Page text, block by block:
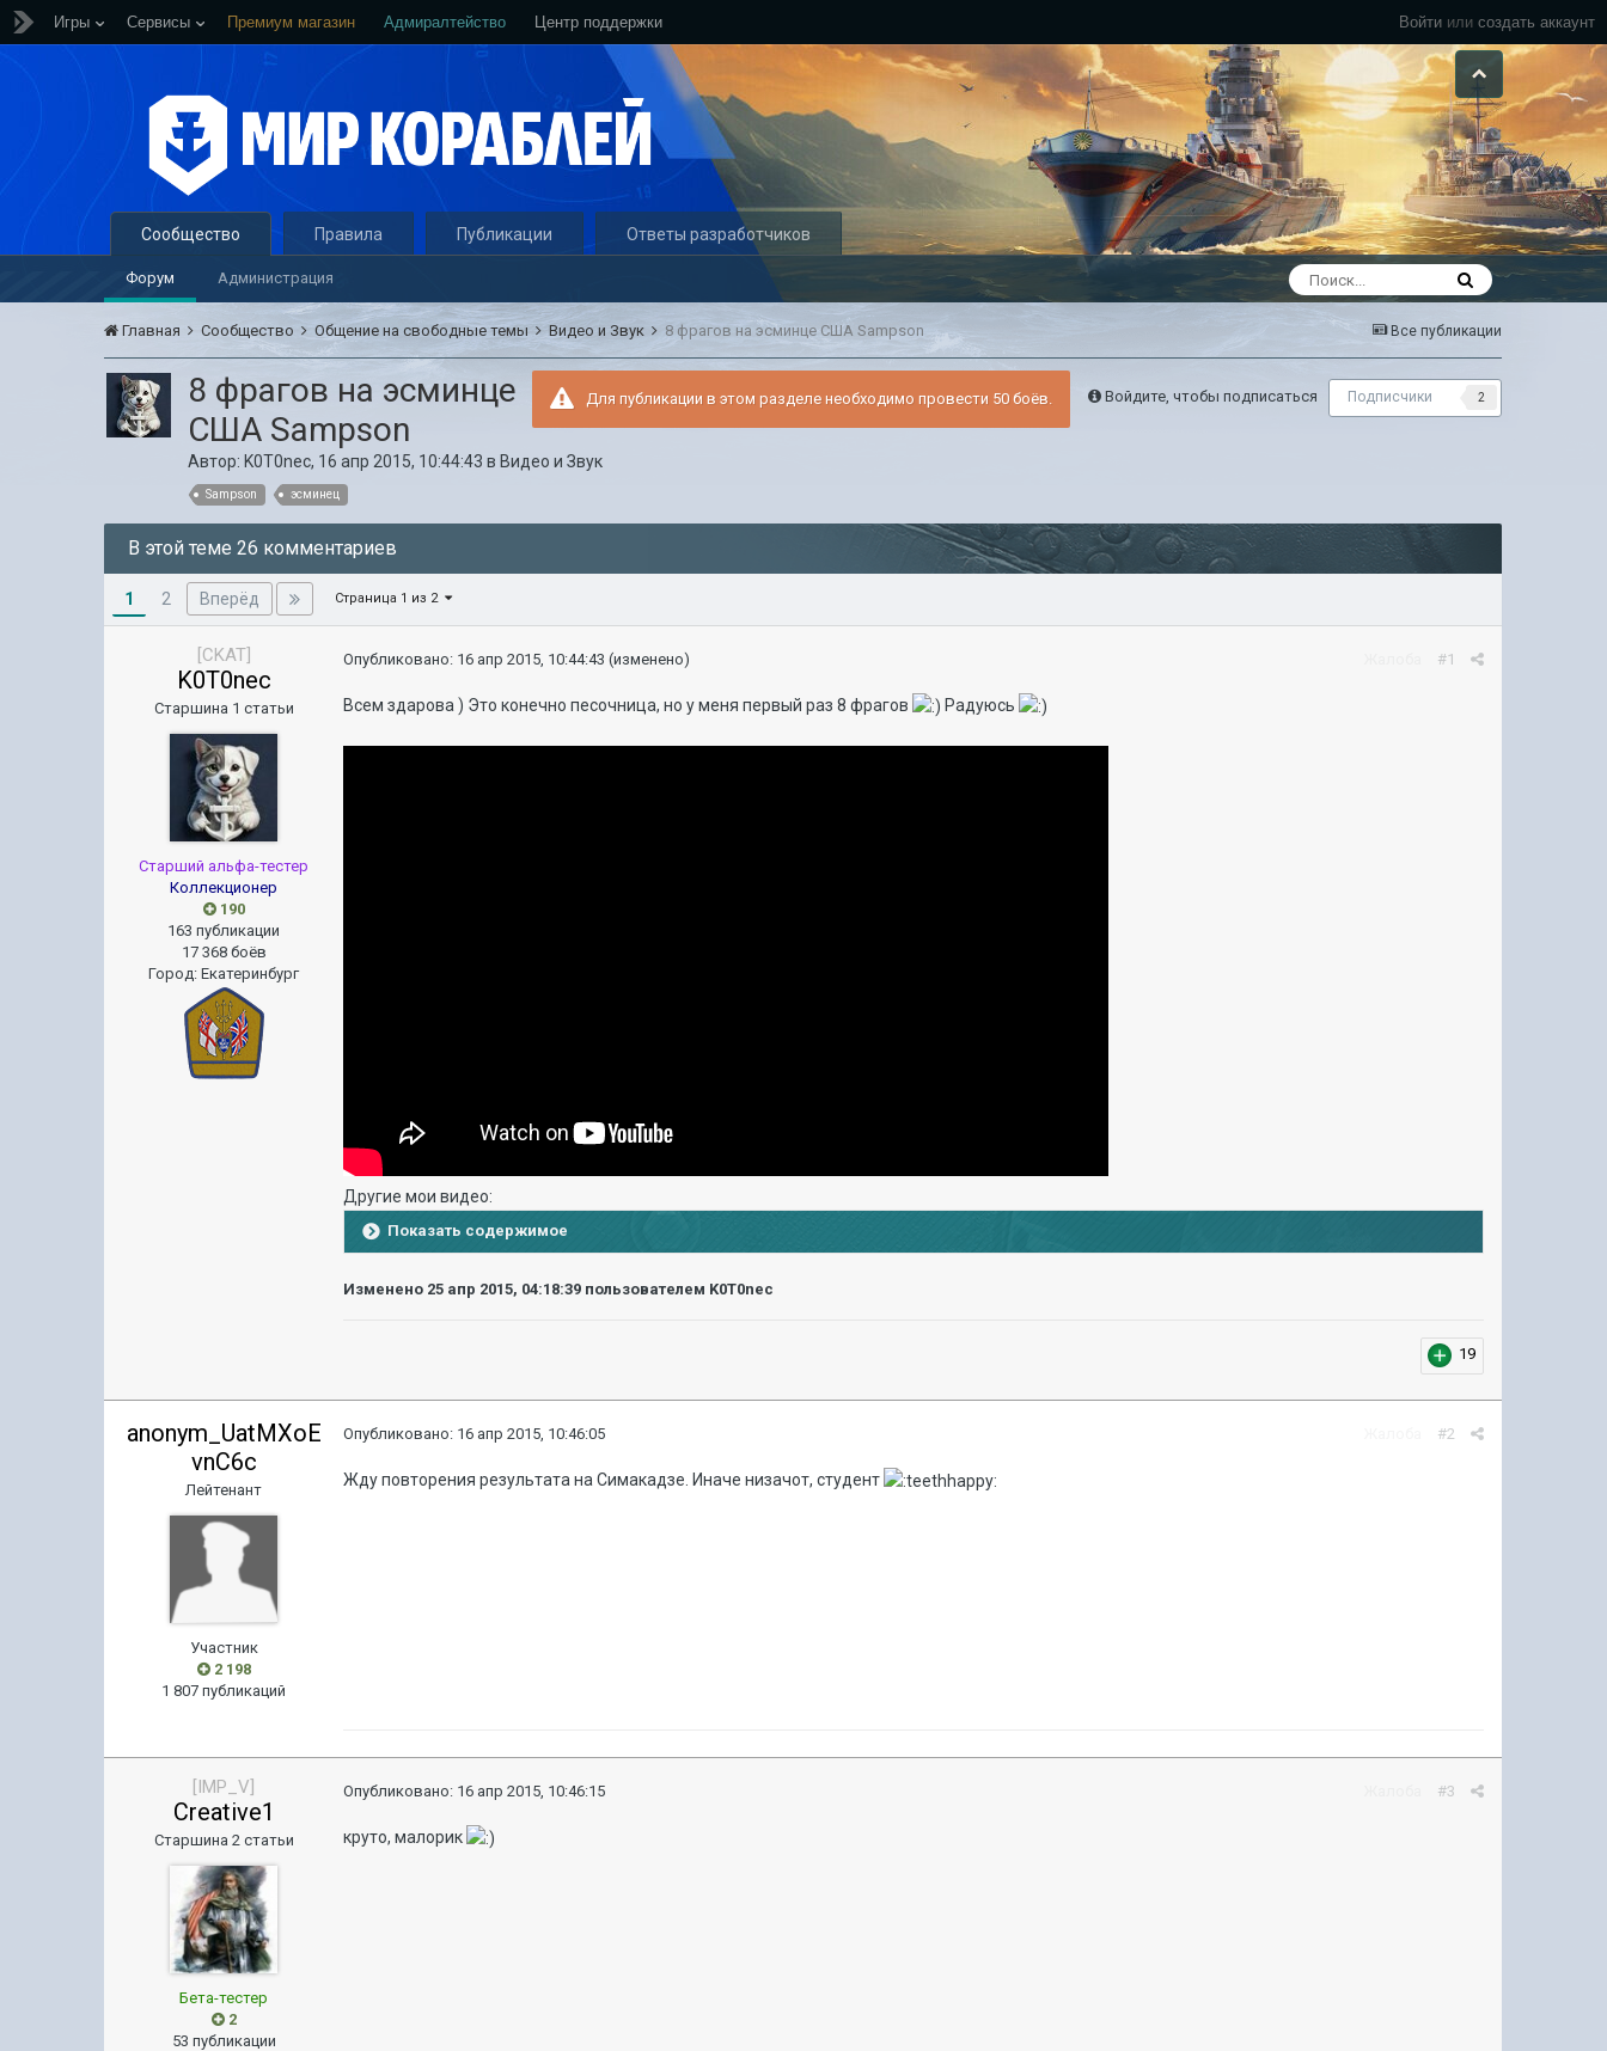
Войти или создать аккаунт
Игры Сервисы Премиум магазин Адмиралтейство Центр поддержки
Сообщество
Форум Администрация
Правила Публикации Ответы разработчиков
Все публикации
Главная Сообщество Общение на свободные темы Видео и Звук 8 фрагов на эсминце США Sampson
Войдите, чтобы подписаться Подписчики 2
Для публикации в этом разделе необходимо провести 50 боёв.
8 фрагов на эсминце
США Sampson
Автор: K0T0nec, 16 апр 2015, 10:44:43 в Видео и Звук
Sampson эсминец
В этой теме 26 комментариев
1 2 Вперёд Страница 1 из 2
[CKAT]
K0T0nec
Старшина 1 статьи
Старший альфа-тестер
Коллекционер
190
163 публикации
17 368 боёв
Город:Екатеринбург
#1
Опубликовано: 16 апр 2015, 10:44:43 (изменено)
Всем здарова ) Это конечно песочница, но у меня первый раз 8 фрагов Радуюсь
Другие мои видео:
Показать содержимое
Изменено 25 апр 2015, 04:18:39 пользователем K0T0nec
19
anonym_UatMXoE
vnC6c
Лейтенант
Участник
2 198
1 807 публикаций
#2
Опубликовано: 16 апр 2015, 10:46:05
Жду повторения результата на Симакадзе. Иначе низачот, студент
[IMP_V]
Creative1
Старшина 2 статьи
Бета-тестер
2
53 публикации
#3
Опубликовано: 16 апр 2015, 10:46:15
круто, малорик